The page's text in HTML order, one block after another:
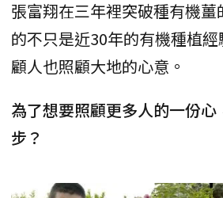
張富翔在三年裡突破種有機
的不只是近30年的有機種植
顧人也照顧大地的心意。
為了想要照顧更多人的一份
步？